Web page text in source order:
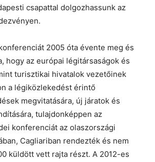
csapattal dolgozhassunk az
2005 óta évente meg és
hogy az európai légitársaságok és
turisztikai hivatalok vezetőinek
a légiközlekedést érintő
megvitatására, új járatok és
tulajdonképpen az
konferenciát az olaszországi
Cagliariban rendezték és nem
küldött vett rajta részt. A 2012-es